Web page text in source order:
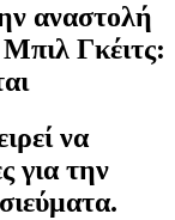
αναστολή
Γκέιτς:
να
για την